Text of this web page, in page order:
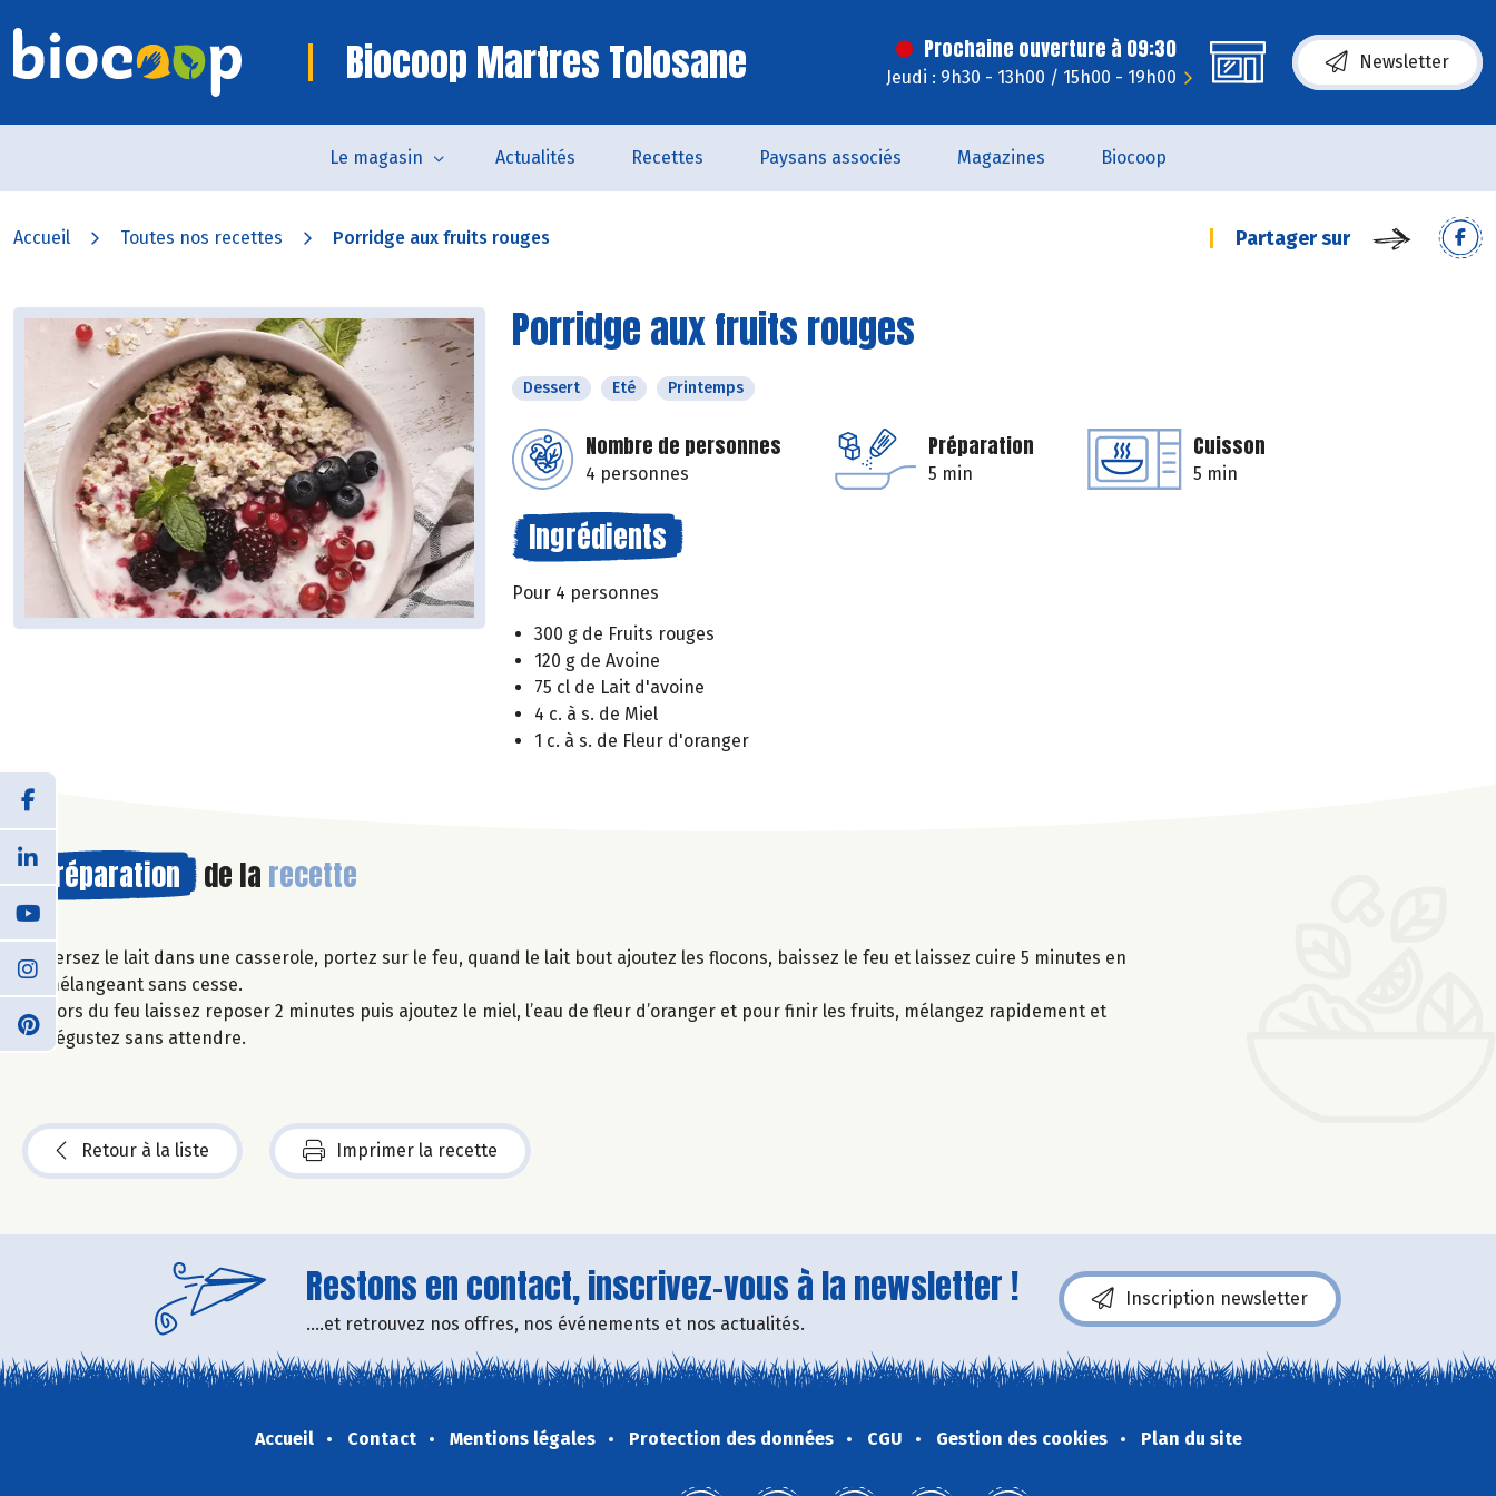
Biocoop Martres Tolosane Prochaine ouverture à 09:30
Jeudi : 9h30 - 13h00 / 15h00 - 19h00
Newsletter
Le magasin Actualités Recettes Paysans associés Magazines Biocoop
Accueil Toutes nos recettes Porridge aux fruits rouges Partager sur
Porridge aux fruits rouges
Dessert Eté Printemps
Nombre de personnes
4 personnes
Préparation
5 min
Cuisson
5 min
Ingrédients
Pour 4 personnes
300 g de Fruits rouges
120 g de Avoine
75 cl de Lait d'avoine
4 c. à s. de Miel
1 c. à s. de Fleur d'oranger
Préparation de la recette
Versez le lait dans une casserole, portez sur le feu, quand le lait bout ajoutez les flocons, baissez le feu et laissez cuire 5 minutes en
mélangeant sans cesse.
Hors du feu laissez reposer 2 minutes puis ajoutez le miel, l’eau de fleur d’oranger et pour finir les fruits, mélangez rapidement et
dégustez sans attendre.
Retour à la liste Imprimer la recette
Restons en contact, inscrivez-vous à la newsletter !
....et retrouvez nos offres, nos événements et nos actualités.
Inscription newsletter
Accueil Contact Mentions légales Protection des données CGU Gestion des cookies Plan du site